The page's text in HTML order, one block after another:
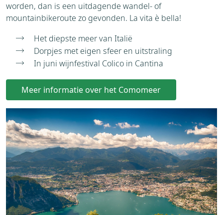
worden, dan is een uitdagende wandel- of
mountainbikeroute zo gevonden. La vita è bella!
Het diepste meer van Italië
Dorpjes met eigen sfeer en uitstraling
In juni wijnfestival Colico in Cantina
Meer informatie over het Comomeer